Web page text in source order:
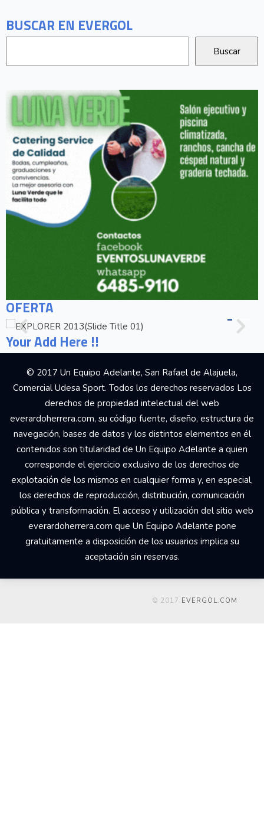
BUSCAR EN EVERGOL
OFERTA
Your Add Here !!
© 2017 Un Equipo Adelante, San Rafael de Alajuela,
Comercial Udesa Sport. Todos los derechos reservados Los
derechos de propiedad intelectual del web
everardoherrera.com, su código fuente, diseño, estructura de
navegación, bases de datos y los distintos elementos en él
contenidos son titularidad de Un Equipo Adelante a quien
corresponde el ejercicio exclusivo de los derechos de
explotación de los mismos en cualquier forma y, en especial,
los derechos de reproducción, distribución, comunicación
pública y transformación. El acceso y utilización del sitio web
everardoherrera.com que Un Equipo Adelante pone
gratuitamente a disposición de los usuarios implica su
aceptación sin reservas.
© 2017 EVERGOL.COM